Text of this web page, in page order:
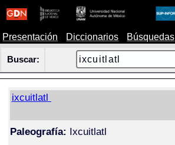
Presentación Diccionarios Búsquedas
Buscar:
ixcuitlatl
Paleografía: Ixcuitlatl